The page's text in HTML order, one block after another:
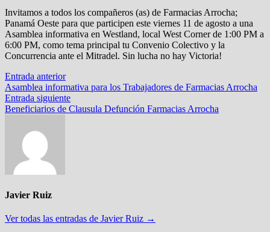
Invitamos a todos los compañeros (as) de Farmacias Arrocha;
Panamá Oeste para que participen este viernes 11 de agosto a una
Asamblea informativa en Westland, local West Corner de 1:00 PM a
6:00 PM, como tema principal tu Convenio Colectivo y la
Concurrencia ante el Mitradel. Sin lucha no hay Victoria!
Navegación
de
entradas
Entrada anteriorEntrada
anterior:
Asamblea informativa para los Trabajadores de Farmacias Arrocha
Entrada siguienteEntrada
siguiente:
Beneficiarios de Clausula Defunción Farmacias Arrocha
Javier Ruiz
Ver todas las entradas de Javier Ruiz →